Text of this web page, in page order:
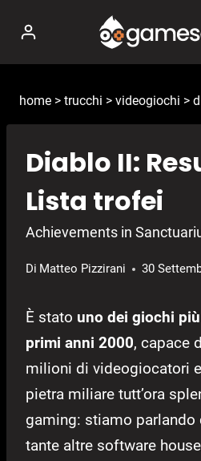
contenuto
home > trucchi > videogiochi >
Diablo II:
Lista trofei
Achievements in
Di Matteo Pizzirani 30
È stato uno dei giochi
primi anni 2000, capace
milioni di videogiocatori
pietra miliare tutt’ora
gaming: stiamo parlando
tante altre software